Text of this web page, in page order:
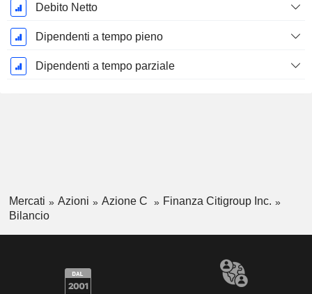
Debito Netto
Dipendenti a tempo pieno
Dipendenti a tempo parziale
Mercati Azioni Azione C
Finanza Citigroup Inc.
Bilancio